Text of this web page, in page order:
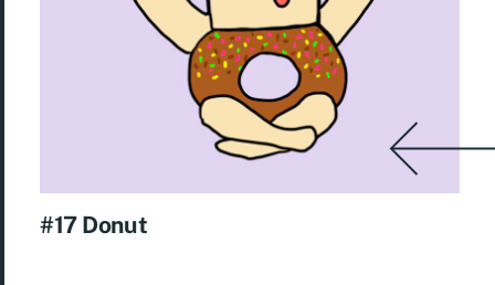
#17 Donut